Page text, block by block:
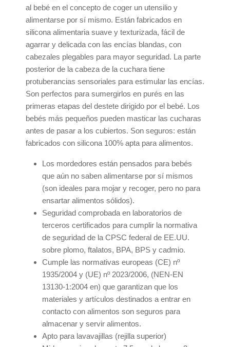
al bebé en el concepto de coger un utensilio y
alimentarse por sí mismo. Están fabricados en
silicona alimentaria suave y texturizada, fácil de
agarrar y delicada con las encías blandas, con
cabezales plegables para mayor seguridad. La parte
posterior de la cabeza de la cuchara tiene
protuberancias sensoriales para estimular las encías.
Son perfectos para sumergirlos en purés en las
primeras etapas del destete dirigido por el bebé. Los
bebés más pequeños pueden masticar las cucharas
antes de pasar a los cubiertos. Son seguros: están
fabricados con silicona 100% apta para alimentos.
Los mordedores están pensados para bebés
que aún no saben alimentarse por sí mismos
(son ideales para mojar y recoger, pero no para
ensartar alimentos sólidos).
Seguridad comprobada en laboratorios de
terceros certificados para cumplir la normativa
de seguridad de la CPSC federal de EE.UU.
sobre plomo, ftalatos, BPA, BPS y cadmio.
Cumple las normativas europeas (CE) nº
1935/2004 y (UE) nº 2023/2006, (NEN-EN
13130-1:2004 en) que garantizan que los
materiales y artículos destinados a entrar en
contacto con alimentos son seguros para
almacenar y servir alimentos.
Apto para lavavajillas (rejilla superior)